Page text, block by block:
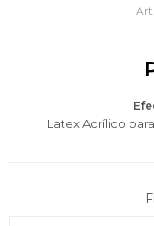
Latex Acrílico